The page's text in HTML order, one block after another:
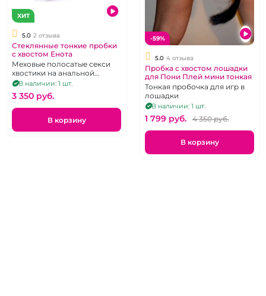
ХИТ
5.0 2 отзыва
Стеклянные тонкие пробки
с хвостом Енота
Меховые полосатые секси
хвостики на анальной
пробочке без вибрации в
ассортименте
В наличии: 1 шт.
3 350 pуб.
В корзину
-59%
5.0 4 отзыва
Пробка с хвостом лошадки
для Пони Плей мини тонкая
Тонкая пробочка для игр в
лошадки
В наличии: 1 шт.
1 799 pуб. 4 350 pуб.
В корзину